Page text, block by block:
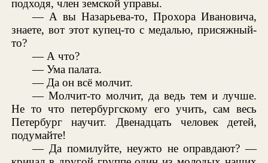
подходя, член земской управы.
— А вы Назарьева-то, Прохора Ивановича,
знаете, вот этот купец-то с медалью, присяжный-
то?
— А что?
— Ума палата.
— Да он всё молчит.
— Молчит-то молчит, да ведь тем и лучше.
Не то что петербургскому его учить, сам весь
Петербург научит. Двенадцать человек детей,
подумайте!
— Да помилуйте, неужто не оправдают? —